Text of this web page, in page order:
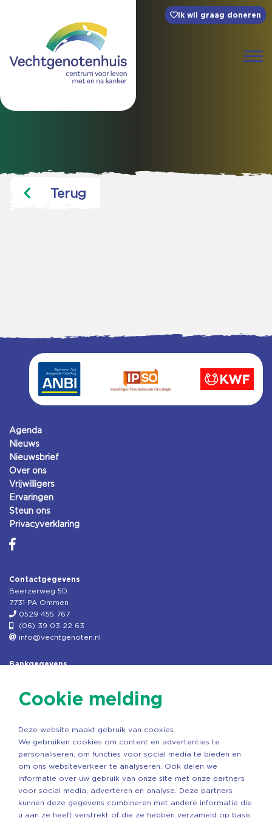
Ik wil graag doneren
Terug
Agenda
Nieuws
Nieuwsbrief
Over ons
Vrijwilligers
Ervaringen
Steun ons
Privacyverklaring
Contactgegevens
Beerzerweg 5D.
7731 PA Ommen
0529 455 767
(06) 39 03 22 63
info@vechtgenoten.nl
Bankgegevens
Rek.nr: NL85RABO0127579230
Copyright ©2026 Vechtgenoten
Cookie melding
Deze website maakt gebruik van cookies.
We gebruiken cookies om content en advertenties te
personaliseren, om functies voor social media te bieden en
om ons websiteverkeer te analyseren. Ook delen we
informatie over uw gebruik van onze site met onze partners
voor social media, adverteren en analyse. Deze partners
kunnen deze gegevens combineren met andere informatie die
u aan ze heeft verstrekt of die ze hebben verzameld op basis